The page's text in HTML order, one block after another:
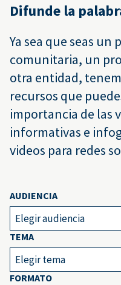
Difunde la
Ya sea que seas
comunitaria, un
otra entidad,
recursos que
importancia de las
informativas e
videos para redes
AUDIENCIA
Elegir audiencia
TEMA
Elegir tema
FORMATO